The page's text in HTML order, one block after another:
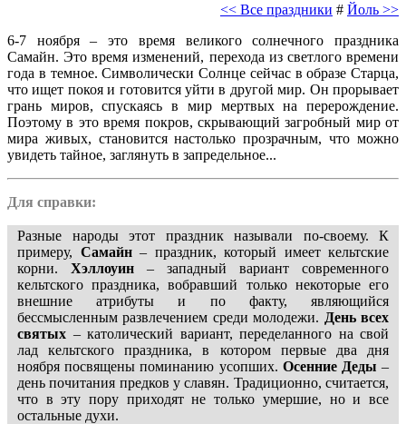
<< Все праздники # Йоль >>
6-7 ноября – это время великого солнечного праздника
Самайн. Это время изменений, перехода из светлого времени
года в темное. Символически Солнце сейчас в образе Старца,
что ищет покоя и готовится уйти в другой мир. Он прорывает
грань миров, спускаясь в мир мертвых на перерождение.
Поэтому в это время покров, скрывающий загробный мир от
мира живых, становится настолько прозрачным, что можно
увидеть тайное, заглянуть в запредельное...
Для справки:
Разные народы этот праздник называли по-своему. К
примеру, Самайн– праздник, который имеет кельтские
корни. Хэллоуин – западный вариант современного
кельтского праздника, вобравший только некоторые его
внешние атрибуты и по факту, являющийся
бессмысленным развлечением среди молодежи. День всех
святых – католический вариант, переделанного на свой
лад кельтского праздника, в котором первые два дня
ноября посвящены поминанию усопших. Осенние Деды –
день почитания предков у славян. Традиционно, считается,
что в эту пору приходят не только умершие, но и все
остальные духи.